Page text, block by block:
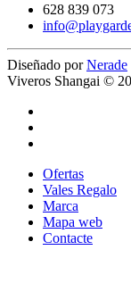
628 839 073
Diseñado porNerade
Viveros Shangai ©
Ofertas
Vales Regalo
Marca
Mapa web
Contacte